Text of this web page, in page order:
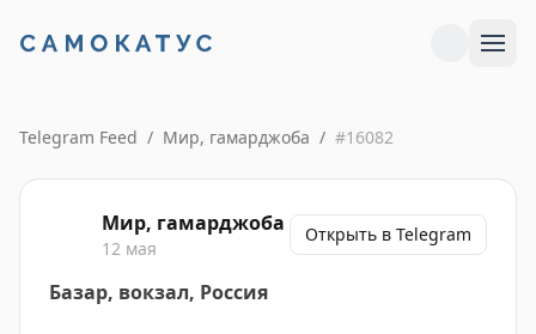
Telegram Feed / Мир, гамарджоба / #16082
Мир, гамарджоба
12 мая
Открыть в Telegram
Базар, вокзал, Россия